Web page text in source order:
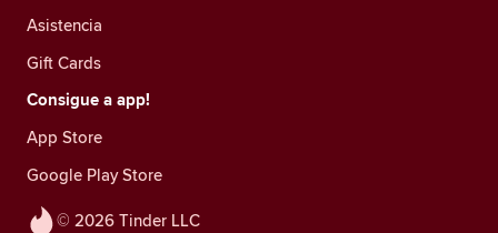
© 2026 Tinder LLC
Asistencia
Gift Cards
Consigue a app!
App Store
Google Play Store